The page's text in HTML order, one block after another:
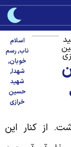
اسلام
ناب,رسم
خوبان,
شهدا,
شهید
حسین
خرازی
از کنار این